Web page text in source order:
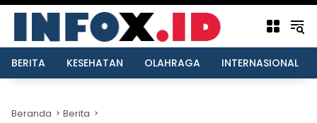
BERITA KESEHATAN OLAHRAGA INTERNASIONAL
Beranda Berita